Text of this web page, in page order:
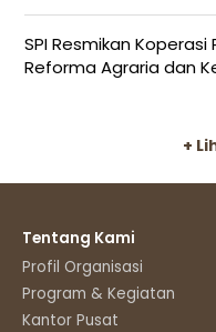
SPI Resmikan
Reforma Agraria dan
+
Tentang Kami
Profil Organisasi
Program & Kegiatan
Kantor Pusat